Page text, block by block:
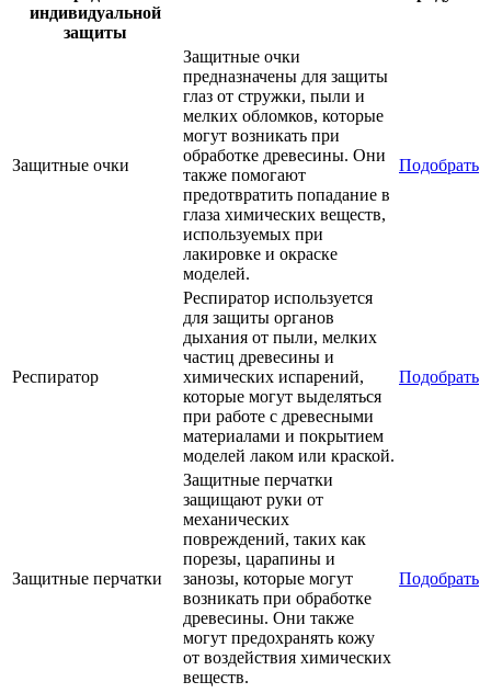
индивидуальной
защиты
Защитные очки
Защитные очки
предназначены для защиты
глаз от стружки, пыли и
мелких обломков, которые
могут возникать при
обработке древесины. Они
также помогают
предотвратить попадание в
глаза химических веществ,
используемых при
лакировке и окраске
моделей.
Подобрать
Респиратор
Респиратор используется
для защиты органов
дыхания от пыли, мелких
частиц древесины и
химических испарений,
которые могут выделяться
при работе с древесными
материалами и покрытием
моделей лаком или краской.
Подобрать
Защитные перчатки
Защитные перчатки
защищают руки от
механических
повреждений, таких как
порезы, царапины и
занозы, которые могут
возникать при обработке
древесины. Они также
могут предохранять кожу
от воздействия химических
веществ.
Подобрать